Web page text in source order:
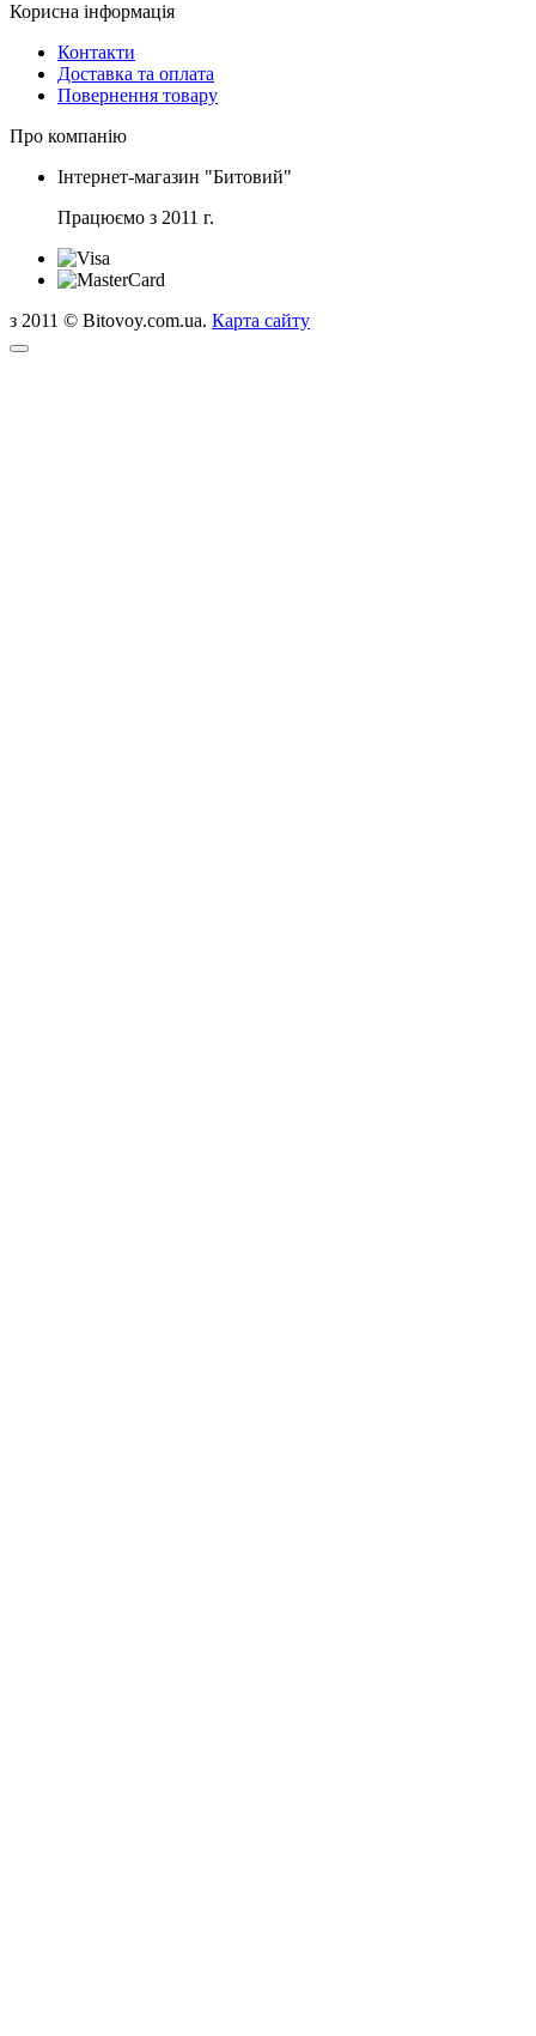
Корисна інформація
Контакти
Доставка та оплата
Повернення товару
Про компанію
Інтернет-магазин "Битовий"
Працюємо з 2011 г.
з 2011 © Bitovoy.com.ua. Карта сайту